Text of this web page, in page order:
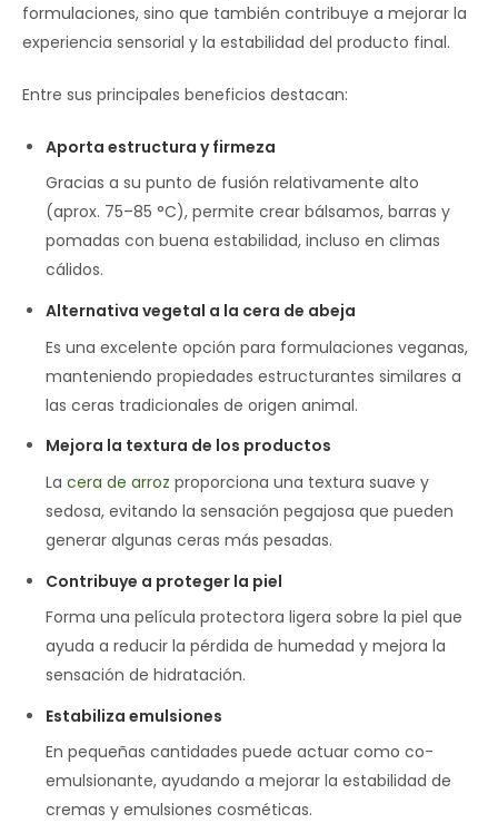
formulaciones, sino que también contribuye a mejorar la
experiencia sensorial y la estabilidad del producto final.
Entre sus principales beneficios destacan:
Aporta estructura y firmeza
Gracias a su punto de fusión relativamente alto
(aprox. 75–85 °C), permite crear bálsamos, barras y
pomadas con buena estabilidad, incluso en climas
cálidos.
Alternativa vegetal a la cera de abeja
Es una excelente opción para formulaciones veganas,
manteniendo propiedades estructurantes similares a
las ceras tradicionales de origen animal.
Mejora la textura de los productos
La cera de arroz proporciona una textura suave y
sedosa, evitando la sensación pegajosa que pueden
generar algunas ceras más pesadas.
Contribuye a proteger la piel
Forma una película protectora ligera sobre la piel que
ayuda a reducir la pérdida de humedad y mejora la
sensación de hidratación.
Estabiliza emulsiones
En pequeñas cantidades puede actuar como co-
emulsionante, ayudando a mejorar la estabilidad de
cremas y emulsiones cosméticas.